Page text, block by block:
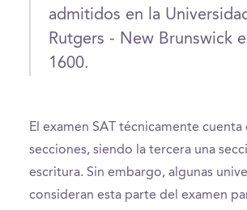
admitidos en la
Rutgers - New Brunswick
1600.
El examen SAT técnicamente cuenta
secciones, siendo la tercera una
escritura. Sin embargo, algunas
consideran esta parte del examen